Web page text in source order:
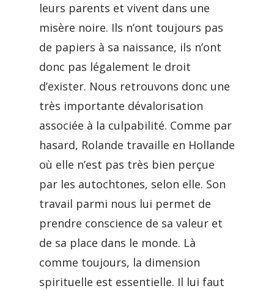
leurs parents et vivent dans une
misère noire. Ils n’ont toujours pas
de papiers à sa naissance, ils n’ont
donc pas légalement le droit
d’exister. Nous retrouvons donc une
très importante dévalorisation
associée à la culpabilité. Comme par
hasard, Rolande travaille en Hollande
où elle n’est pas très bien perçue
par les autochtones, selon elle. Son
travail parmi nous lui permet de
prendre conscience de sa valeur et
de sa place dans le monde. Là
comme toujours, la dimension
spirituelle est essentielle. Il lui faut